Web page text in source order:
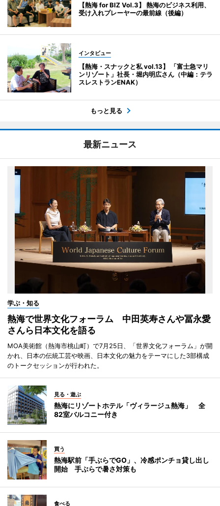
【熱海 for BIZ Vol.3】 熱海のビジネス利用、
受け入れプレーヤーの最前線（後編）
インタビュー
【熱海・スナックと私 vol.13】 「富士急マリ
ンリゾート」社長・堀内明広さん（中編：テラ
スレストランENAK）
もっと見る
最新ニュース
学ぶ・知る
熱海で世界文化フォーラム 中田英寿さんや冨永愛
さんら日本文化を語る
MOA美術館（熱海市桃山町）で7月25日、「世界文化フォーラム」が開
かれ、日本の伝統工芸や映画、日本文化の魅力をテーマにした3部構成
のトークセッションが行われた。
見る・遊ぶ
熱海にリゾートホテル「ヴィラージュ熱海」 全
82室バルコニー付き
買う
熱海駅前「手ぶらでGO」、冷感ポンチョ貸し出し
開始 手ぶらで暑さ対策も
食べる